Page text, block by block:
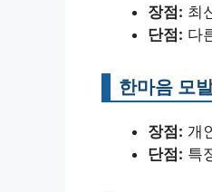
장점: 최
단점: 다
한마음 모
장점: 개
단점: 특